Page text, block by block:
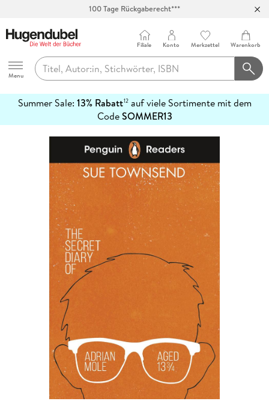
100 Tage Rückgaberecht***
Hugendubel
Menu
Filiale Konto Merkzettel Warenkorb
Summer Sale: 13% Rabatt12auf viele Sortimente mit dem
CodeSOMMER13
erfahren